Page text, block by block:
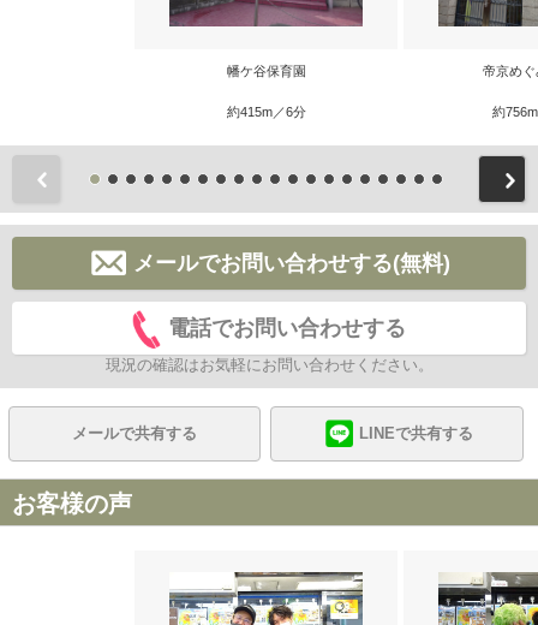
幡ケ谷保育園
約415m／6分
帝京め
約
メールでお問い合わせする(無料)
電話でお問い合わせする
現況の確認はお気軽にお問い合わせください。
メールで共有する LINEで共有する
お客様の声